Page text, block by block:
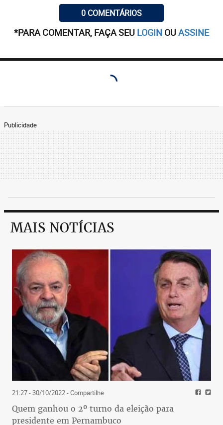
0 COMENTÁRIOS
*PARA COMENTAR, FAÇA SEU LOGIN OUASSINE
Publicidade
MAIS NOTÍCIAS
21:27 - 30/10/2022- Compartilhe
Quem ganhou o 2º turno da eleição para
presidente em Pernambuco